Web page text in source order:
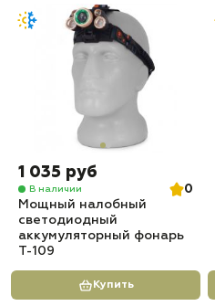
1 035 руб
В наличии
0
Мощный налобный
светодиодный
аккумуляторный фонарь
T-109
Купить